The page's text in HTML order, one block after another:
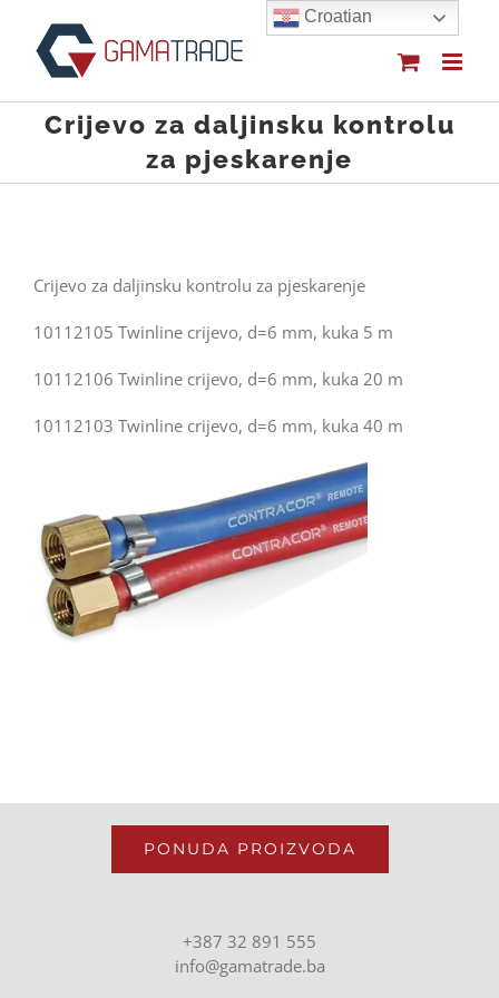
content
Crijevo za daljinsku kontrolu
za pjeskarenje
Crijevo za daljinsku kontrolu za pjeskarenje
10112105 Twinline crijevo, d=6 mm, kuka 5 m
10112106 Twinline crijevo, d=6 mm, kuka 20 m
10112103 Twinline crijevo, d=6 mm, kuka 40 m
PONUDA PROIZVODA
+387 32 891 555
info@gamatrade.ba
Croatian